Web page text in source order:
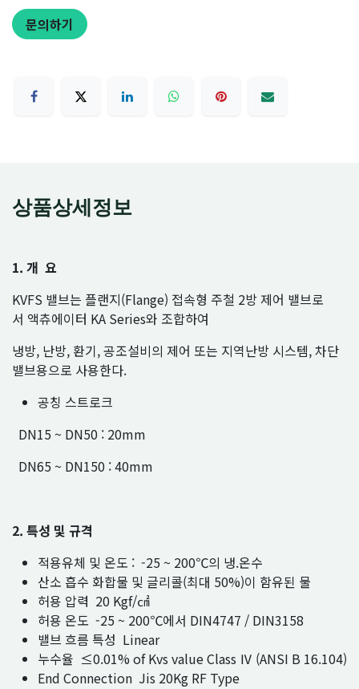
문의하기
상품상세정보
1. 개 요
KVFS 밸브는 플랜지(Flange) 접속형 주철 2방 제어 밸브로
서 액츄에이터 KA Series와 조합하여
냉방, 난방, 환기, 공조설비의 제어 또는 지역난방 시스템, 차단
밸브용으로 사용한다.
공칭 스트로크
DN15 ~ DN50 : 20mm
DN65 ~ DN150 : 40mm
2. 특성 및 규격
적용유체 및 온도 : -25 ~ 200℃의 냉.온수
산소 흡수 화합물 및 글리콜(최대 50%)이 함유된 물
허용 압력 20 Kgf/㎠
허용 온도 -25 ~ 200℃에서 DIN4747 / DIN3158
밸브 흐름 특성 Linear
누수율 ≤0.01% of Kvs value Class Ⅳ (ANSI B 16.104)
End Connection Jis 20Kg RF Type